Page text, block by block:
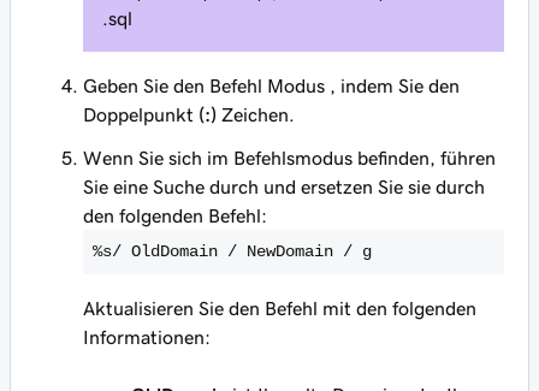
.sql
Geben Sie den Befehl Modus , indem Sie den
Doppelpunkt (:) Zeichen.
Wenn Sie sich im Befehlsmodus befinden, führen
Sie eine Suche durch und ersetzen Sie sie durch
den folgenden Befehl:
%s/ OldDomain / NewDomain / g
Aktualisieren Sie den Befehl mit den folgenden
Informationen: